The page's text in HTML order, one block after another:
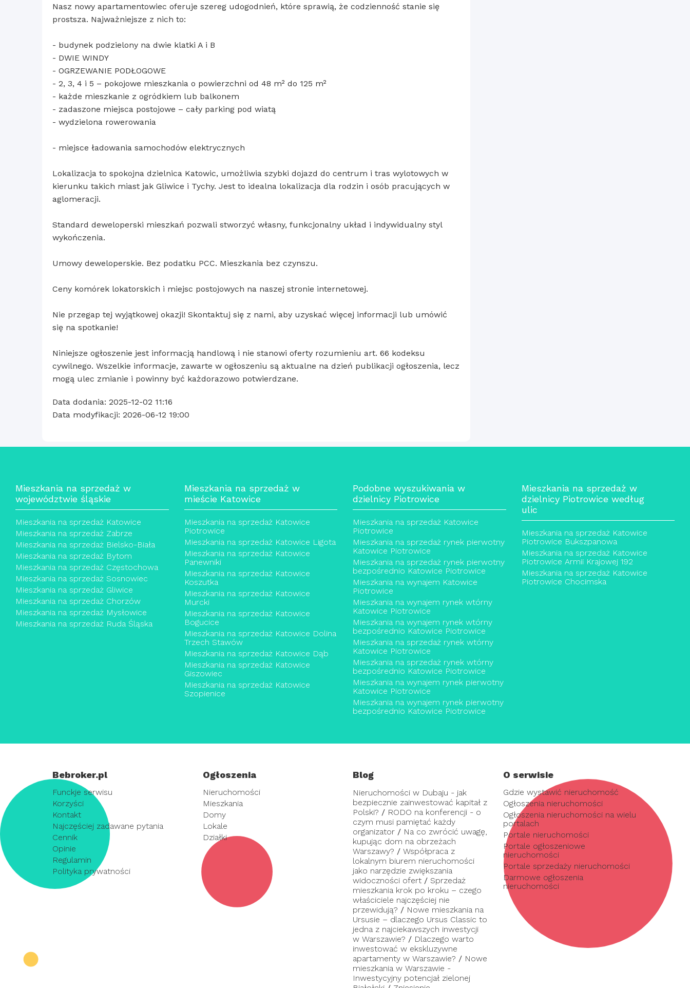
Nasz nowy apartamentowiec oferuje szereg udogodnień, które sprawią, że codzienność stanie się
prostsza. Najważniejsze z nich to:
- budynek podzielony na dwie klatki A i B
- DWIE WINDY
- OGRZEWANIE PODŁOGOWE
- 2, 3, 4 i 5 – pokojowe mieszkania o powierzchni od 48 m² do 125 m²
- każde mieszkanie z ogródkiem lub balkonem
- zadaszone miejsca postojowe – cały parking pod wiatą
- wydzielona rowerowania
- miejsce ładowania samochodów elektrycznych
Lokalizacja to spokojna dzielnica Katowic, umożliwia szybki dojazd do centrum i tras wylotowych w
kierunku takich miast jak Gliwice i Tychy. Jest to idealna lokalizacja dla rodzin i osób pracujących w
aglomeracji.
Standard deweloperski mieszkań pozwali stworzyć własny, funkcjonalny układ i indywidualny styl
wykończenia.
Umowy deweloperskie. Bez podatku PCC. Mieszkania bez czynszu.
Ceny komórek lokatorskich i miejsc postojowych na naszej stronie internetowej.
Nie przegap tej wyjątkowej okazji! Skontaktuj się z nami, aby uzyskać więcej informacji lub umówić
się na spotkanie!
Niniejsze ogłoszenie jest informacją handlową i nie stanowi oferty rozumieniu art. 66 kodeksu
cywilnego. Wszelkie informacje, zawarte w ogłoszeniu są aktualne na dzień publikacji ogłoszenia, lecz
mogą ulec zmianie i powinny być każdorazowo potwierdzane.
Data dodania: 2025-12-02 11:16
Data modyfikacji: 2026-06-12 19:00
Mieszkania na sprzedaż w
województwie śląskie
Mieszkania na sprzedaż Katowice
Mieszkania na sprzedaż Zabrze
Mieszkania na sprzedaż Bielsko-Biała
Mieszkania na sprzedaż Bytom
Mieszkania na sprzedaż Częstochowa
Mieszkania na sprzedaż Sosnowiec
Mieszkania na sprzedaż Gliwice
Mieszkania na sprzedaż Chorzów
Mieszkania na sprzedaż Mysłowice
Mieszkania na sprzedaż Ruda Śląska
Mieszkania na sprzedaż w
mieście Katowice
Mieszkania na sprzedaż Katowice
Piotrowice
Mieszkania na sprzedaż Katowice Ligota
Mieszkania na sprzedaż Katowice
Panewniki
Mieszkania na sprzedaż Katowice
Koszutka
Mieszkania na sprzedaż Katowice
Murcki
Mieszkania na sprzedaż Katowice
Bogucice
Mieszkania na sprzedaż Katowice Dolina
Trzech Stawów
Mieszkania na sprzedaż Katowice Dąb
Mieszkania na sprzedaż Katowice
Giszowiec
Mieszkania na sprzedaż Katowice
Szopienice
Podobne wyszukiwania w
dzielnicy Piotrowice
Mieszkania na sprzedaż Katowice
Piotrowice
Mieszkania na sprzedaż rynek pierwotny
Katowice Piotrowice
Mieszkania na sprzedaż rynek pierwotny
bezpośrednio Katowice Piotrowice
Mieszkania na wynajem Katowice
Piotrowice
Mieszkania na wynajem rynek wtórny
Katowice Piotrowice
Mieszkania na wynajem rynek wtórny
bezpośrednio Katowice Piotrowice
Mieszkania na sprzedaż rynek wtórny
Katowice Piotrowice
Mieszkania na sprzedaż rynek wtórny
bezpośrednio Katowice Piotrowice
Mieszkania na wynajem rynek pierwotny
Katowice Piotrowice
Mieszkania na wynajem rynek pierwotny
bezpośrednio Katowice Piotrowice
Mieszkania na sprzedaż w
dzielnicy Piotrowice według
ulic
Mieszkania na sprzedaż Katowice
Piotrowice Bukszpanowa
Mieszkania na sprzedaż Katowice
Piotrowice Armii Krajowej 192
Mieszkania na sprzedaż Katowice
Piotrowice Chocimska
Bebroker.pl
Funckje serwisu
Korzyści
Kontakt
Najczęściej zadawane pytania
Cennik
Opinie
Regulamin
Polityka prywatności
Ogłoszenia
Nieruchomości
Mieszkania
Domy
Lokale
Działki
Blog
Nieruchomości w Dubaju - jak
bezpiecznie zainwestować kapitał z
Polski? / RODO na konferencji - o
czym musi pamiętać każdy
organizator / Na co zwrócić uwagę,
kupując dom na obrzeżach
Warszawy? / Współpraca z
lokalnym biurem nieruchomości
jako narzędzie zwiększania
widoczności ofert / Sprzedaż
mieszkania krok po kroku – czego
właściciele najczęściej nie
przewidują? / Nowe mieszkania na
Ursusie – dlaczego Ursus Classic to
jedna z najciekawszych inwestycji
w Warszawie? / Dlaczego warto
inwestować w ekskluzywne
apartamenty w Warszawie? / Nowe
mieszkania w Warszawie -
Inwestycyjny potencjał zielonej
O serwisie
Gdzie wystawić nieruchomość
Ogłoszenia nieruchomości
Ogłoszenia nieruchomości na wielu
portalach
Portale nieruchomości
Portale ogłoszeniowe
nieruchomości
Portale sprzedaży nieruchomości
Darmowe ogłoszenia
nieruchomości